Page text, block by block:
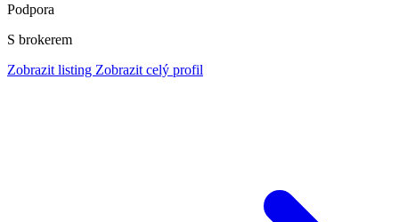
Podpora
S brokerem
Zobrazit listing Zobrazit celý profil